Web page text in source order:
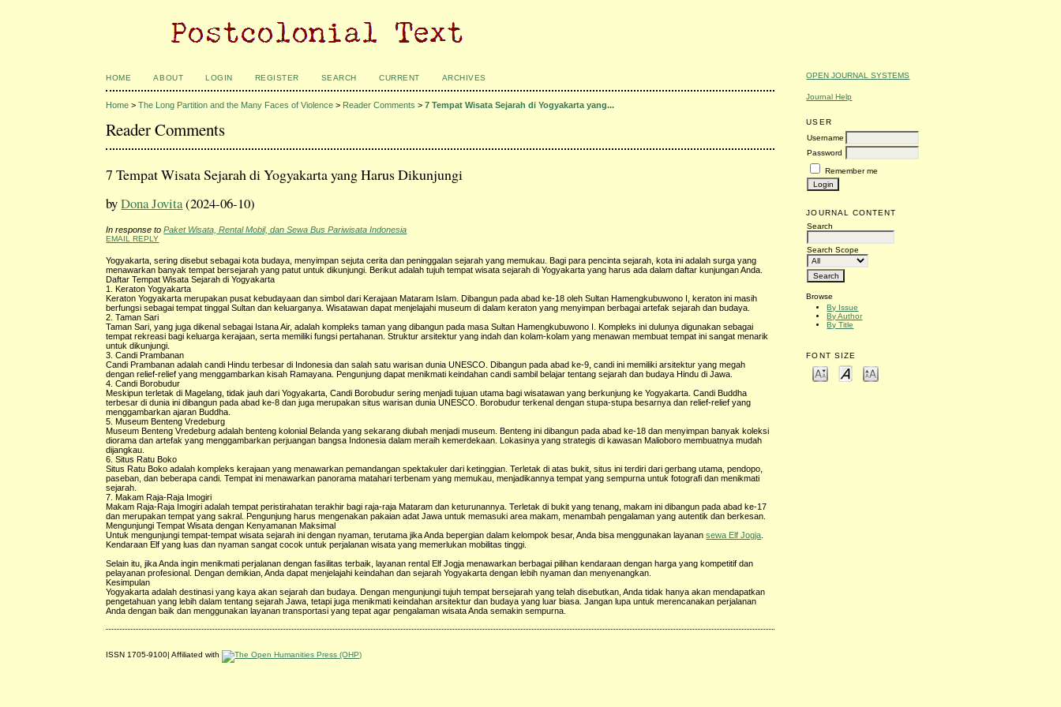
OPEN JOURNAL SYSTEMS
Journal Help
USER
Username
Password
Remember me
JOURNAL CONTENT
Search
Search Scope
Browse
By Issue
By Author
By Title
FONT SIZE
HOME ABOUT LOGIN REGISTER SEARCH CURRENT ARCHIVES
Home >The Long Partition and the Many Faces of Violence > Reader Comments >7 Tempat Wisata Sejarah di Yogyakarta yang...
Reader Comments
7 Tempat Wisata Sejarah di Yogyakarta yang Harus Dikunjungi
byDona Jovita(2024-06-10)
In response toPaket Wisata, Rental Mobil, dan Sewa Bus Pariwisata Indonesia
EMAIL REPLY
Yogyakarta, sering disebut sebagai kota budaya, menyimpan sejuta cerita dan peninggalan sejarah yang memukau. Bagi para pencinta sejarah, kota ini adalah surga yang
menawarkan banyak tempat bersejarah yang patut untuk dikunjungi. Berikut adalah tujuh tempat wisata sejarah di Yogyakarta yang harus ada dalam daftar kunjungan Anda.
Daftar Tempat Wisata Sejarah di Yogyakarta
1. Keraton Yogyakarta
Keraton Yogyakarta merupakan pusat kebudayaan dan simbol dari Kerajaan Mataram Islam. Dibangun pada abad ke-18 oleh Sultan Hamengkubuwono I, keraton ini masih
berfungsi sebagai tempat tinggal Sultan dan keluarganya. Wisatawan dapat menjelajahi museum di dalam keraton yang menyimpan berbagai artefak sejarah dan budaya.
2. Taman Sari
Taman Sari, yang juga dikenal sebagai Istana Air, adalah kompleks taman yang dibangun pada masa Sultan Hamengkubuwono I. Kompleks ini dulunya digunakan sebagai
tempat rekreasi bagi keluarga kerajaan, serta memiliki fungsi pertahanan. Struktur arsitektur yang indah dan kolam-kolam yang menawan membuat tempat ini sangat menarik
untuk dikunjungi.
3. Candi Prambanan
Candi Prambanan adalah candi Hindu terbesar di Indonesia dan salah satu warisan dunia UNESCO. Dibangun pada abad ke-9, candi ini memiliki arsitektur yang megah
dengan relief-relief yang menggambarkan kisah Ramayana. Pengunjung dapat menikmati keindahan candi sambil belajar tentang sejarah dan budaya Hindu di Jawa.
4. Candi Borobudur
Meskipun terletak di Magelang, tidak jauh dari Yogyakarta, Candi Borobudur sering menjadi tujuan utama bagi wisatawan yang berkunjung ke Yogyakarta. Candi Buddha
terbesar di dunia ini dibangun pada abad ke-8 dan juga merupakan situs warisan dunia UNESCO. Borobudur terkenal dengan stupa-stupa besarnya dan relief-relief yang
menggambarkan ajaran Buddha.
5. Museum Benteng Vredeburg
Museum Benteng Vredeburg adalah benteng kolonial Belanda yang sekarang diubah menjadi museum. Benteng ini dibangun pada abad ke-18 dan menyimpan banyak koleksi
diorama dan artefak yang menggambarkan perjuangan bangsa Indonesia dalam meraih kemerdekaan. Lokasinya yang strategis di kawasan Malioboro membuatnya mudah
dijangkau.
6. Situs Ratu Boko
Situs Ratu Boko adalah kompleks kerajaan yang menawarkan pemandangan spektakuler dari ketinggian. Terletak di atas bukit, situs ini terdiri dari gerbang utama, pendopo,
paseban, dan beberapa candi. Tempat ini menawarkan panorama matahari terbenam yang memukau, menjadikannya tempat yang sempurna untuk fotografi dan menikmati
sejarah.
7. Makam Raja-Raja Imogiri
Makam Raja-Raja Imogiri adalah tempat peristirahatan terakhir bagi raja-raja Mataram dan keturunannya. Terletak di bukit yang tenang, makam ini dibangun pada abad ke-17
dan merupakan tempat yang sakral. Pengunjung harus mengenakan pakaian adat Jawa untuk memasuki area makam, menambah pengalaman yang autentik dan berkesan.
Mengunjungi Tempat Wisata dengan Kenyamanan Maksimal
Untuk mengunjungi tempat-tempat wisata sejarah ini dengan nyaman, terutama jika Anda bepergian dalam kelompok besar, Anda bisa menggunakan layanansewa Elf Jogja
Kendaraan Elf yang luas dan nyaman sangat cocok untuk perjalanan wisata yang memerlukan mobilitas tinggi.
Selain itu, jika Anda ingin menikmati perjalanan dengan fasilitas terbaik, layanan rental Elf Jogja menawarkan berbagai pilihan kendaraan dengan harga yang kompetitif dan
pelayanan profesional. Dengan demikian, Anda dapat menjelajahi keindahan dan sejarah Yogyakarta dengan lebih nyaman dan menyenangkan.
Kesimpulan
Yogyakarta adalah destinasi yang kaya akan sejarah dan budaya. Dengan mengunjungi tujuh tempat bersejarah yang telah disebutkan, Anda tidak hanya akan mendapatkan
pengetahuan yang lebih dalam tentang sejarah Jawa, tetapi juga menikmati keindahan arsitektur dan budaya yang luar biasa. Jangan lupa untuk merencanakan perjalanan
Anda dengan baik dan menggunakan layanan transportasi yang tepat agar pengalaman wisata Anda semakin sempurna.
ISSN 1705-9100| Affiliated with